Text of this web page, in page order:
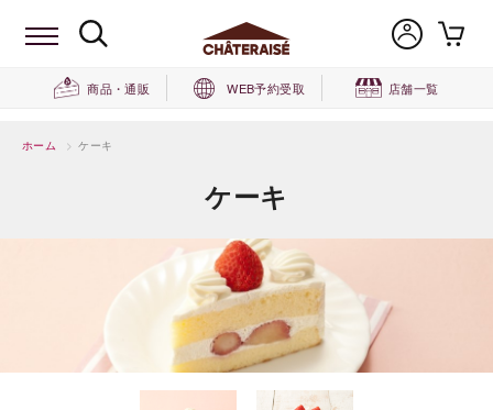
商品・通販 WEB予約受取 店舗一覧
ホーム > ケーキ
ケーキ